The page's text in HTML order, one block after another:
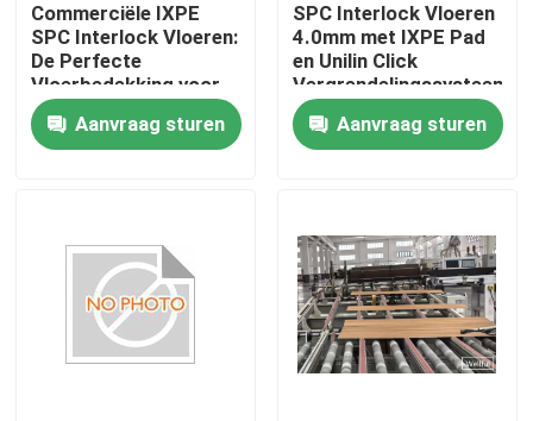
Quality Control
Contact Us
De decoratieve film van pvc
Pvc-Drukfilm
Commerciële IXPE
SPC Interlock Vloeren:
De Perfecte
Vloerbedekking voor
Uw Bedrijf
Aanvraag sturen
SPC Interlock Vloeren
4.0mm met IXPE Pad
en Unilin Click
Vergrendelingssysteem
Aanvraag sturen